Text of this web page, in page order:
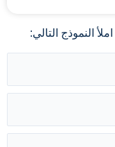
النموذج التالي: